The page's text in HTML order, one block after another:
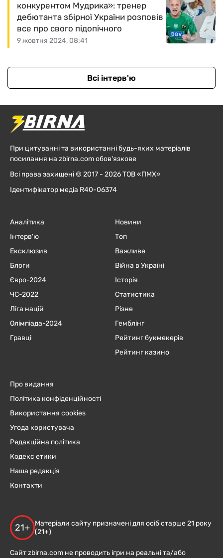
9 жовтня 2024, 08:41
конкурентом Мудрика»: тренер
дебютанта збірної України розповів
все про свого підопічного
Всі інтерв'ю
При цитуванні та використанні будь-яких матеріалів
посилання на zbirna.com обов'язкове
Всі права захищені © 2017 - 2026 ТОВ «ПМХ»
Ідентифікатор медіа R40-06374
Аналітика
Інтерв'ю
Ексклюзив
Блоги
Євро-2024
ЧC-2022
Ліга націй
Олімпіада-2024
Гравці
Новини
Топ
Важливе
Війна в Україні
Історія
Статистика
Різне
Гемблінг
Рейтинг букмекерів
Рейтинг казино
Про видання
Політика конфіденційності
Використання cookies
Угода користувача
Редакційна політика
Кодекс етики
Наша редакція
Контакти
21+
Матеріали сайту призначені для осіб старше 21 року
(21+)
Сайт zbirna.com не проводить ігри на реальні та/або